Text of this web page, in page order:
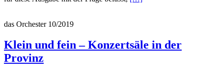
Residence
–
das Orchester 10/2019
Klein und fein – Konzertsäle in der
Provinz